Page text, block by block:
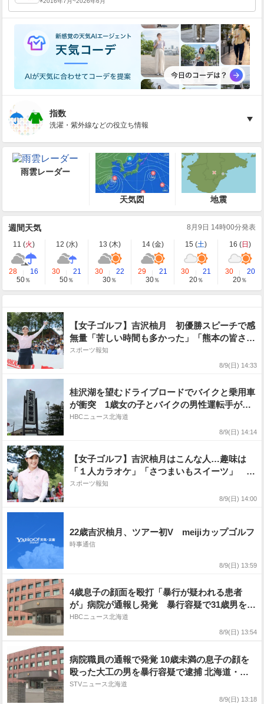
指数
洗濯・紫外線などの役立ち情報
雨雲レーダー
天気図 地震
週間天気 8月9日 14時00分発表
11 (火) 12 (水) 13 (木) 14 (金) 15 (土) 16 (日 )
28
16
50％
30
21
50％
30
22
30％
29
21
30％
30
21
20％
30
20
20％
【女子ゴルフ】吉沢柚月 初優勝スピーチで感
無量「苦しい時間も多かった」「熊本の皆さん
の一日も早い復興を願う」
スポーツ報知
8/9(日) 14:33
桂沢湖を望むドライブロードでバイクと乗用車
が衝突 1歳女の子とバイクの男性運転手が搬
送 北海道三笠市
HBCニュース北海道
8/9(日) 14:14
【女子ゴルフ】吉沢柚月はこんな人…趣味は
「１人カラオケ」「さつまいもスイーツ」 ダ
イヤモンド世代 憧れは稲見萌寧
スポーツ報知
8/9(日) 14:00
22歳吉沢柚月、ツアー初V meijiカップゴルフ
時事通信
8/9(日) 13:59
4歳息子の顔面を殴打「暴行が疑われる患者
が」病院が通報し発覚 暴行容疑で31歳男を逮
捕「たたいたことに間違いない」内出血につい
HBCニュース北海道
8/9(日) 13:54
病院職員の通報で発覚 10歳未満の息子の顔を
殴った大工の男を暴行容疑で逮捕 北海道・旭
川市
STVニュース北海道
8/9(日) 13:18